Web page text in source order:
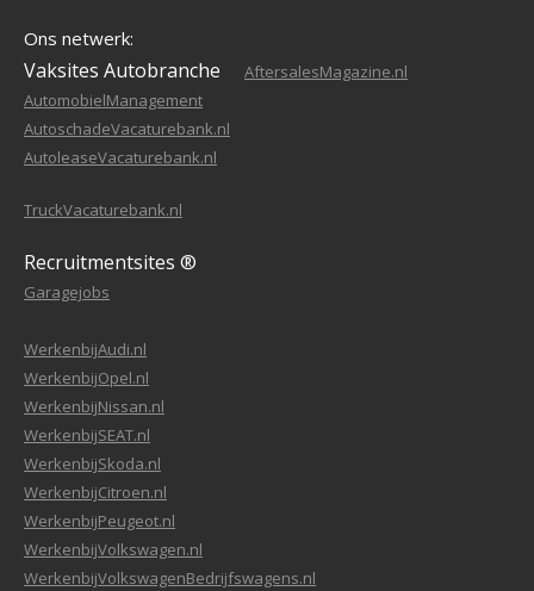
Ons netwerk:
Vaksites Autobranche
AftersalesMagazine.nl
AutomobielManagement
AutoschadeVacaturebank.nl
AutoleaseVacaturebank.nl
TruckVacaturebank.nl
Recruitmentsites ®
Garagejobs
WerkenbijAudi.nl
WerkenbijOpel.nl
WerkenbijNissan.nl
WerkenbijSEAT.nl
WerkenbijSkoda.nl
WerkenbijCitroen.nl
WerkenbijPeugeot.nl
WerkenbijVolkswagen.nl
WerkenbijVolkswagenBedrijfswagens.nl